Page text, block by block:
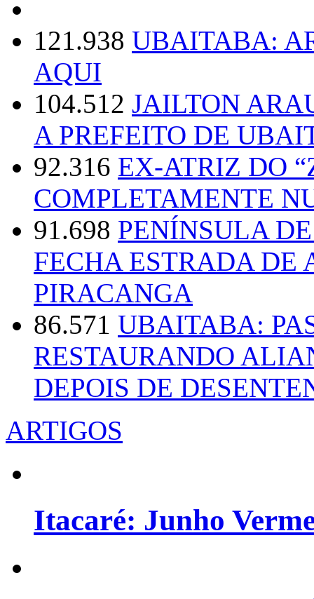
121.938 UBAITABA:
AQUI
104.512 JAILTON
A PREFEITO DE
92.316 EX-ATRIZ DO
COMPLETAMENTE
91.698 PENÍNSULA
FECHA ESTRADA DE
PIRACANGA
86.571 UBAITABA:
RESTAURANDO
DEPOIS DE
ARTIGOS
Itacaré: Junho